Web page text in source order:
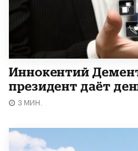
Иннокентий
президент даёт
3 МИН.